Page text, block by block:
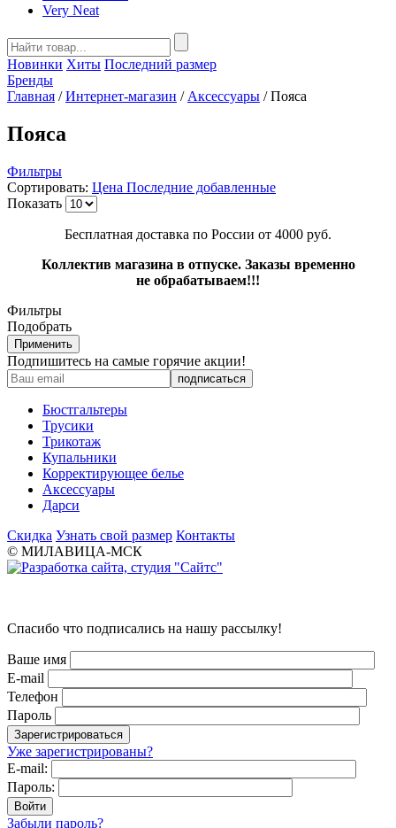
Very Neat
Новинки Хиты Последний размер
Бренды
Главная / Интернет-магазин / Аксессуары /Пояса
Пояса
Фильтры
Сортировать: Цена Последние добавленные
Показать
Бесплатная доставка по России от 4000 руб.
Коллектив магазина в отпуске. Заказы временно
не обрабатываем!!!
Фильтры
Подобрать
Применить
Подпишитесь на самые горячие акции!
Бюстгальтеры
Трусики
Трикотаж
Купальники
Корректирующее белье
Аксессуары
Дарси
Скидка Узнать свой размер Контакты
© МИЛАВИЦА-МСК
Спасибо что подписались на нашу рассылку!
Ваше имя
E-mail
Телефон
Пароль
Уже зарегистрированы?
E-mail:
Пароль:
Забыли пароль?